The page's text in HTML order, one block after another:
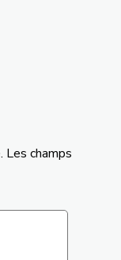
Les champs